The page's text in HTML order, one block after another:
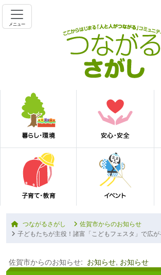
メニュー
つながるさがし
佐賀市からのお知らせ
子どもたちが主役！諸富「こどもフェスタ」で広
佐賀市からのお知らせ: お知らせ, お知らせ